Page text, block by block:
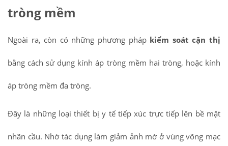
tròng mềm
Ngoài ra, còn có những phương pháp kiểm soát cận thị
bằng cách sử dụng kính áp tròng mềm hai tròng, hoặc kính
áp tròng mềm đa tròng.
Đây là những loại thiết bị y tế tiếp xúc trực tiếp lên bề mặt
nhãn cầu. Nhờ tác dụng làm giảm ảnh mờ ở vùng võng mạc